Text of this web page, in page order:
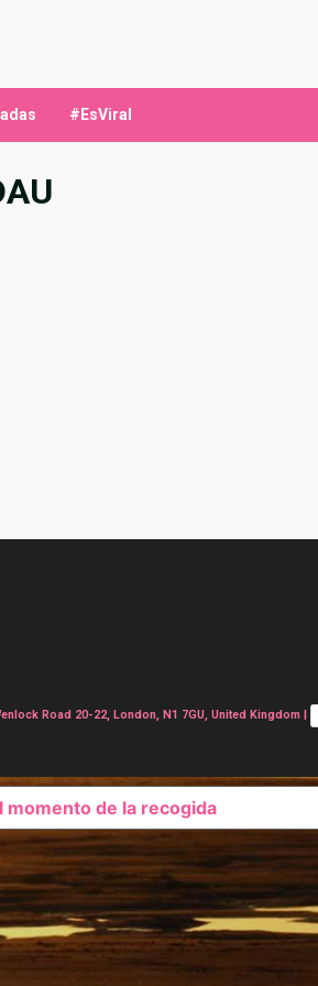
#EsViral
Road 20-22, London, N1 7GU, United Kingdom |
momento de la recogida